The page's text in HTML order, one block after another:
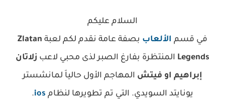
السلام عليكم
في قسم الألعاب بصفة عامة نقدم لكم لعبة Zlatan
Legends المنتظرة بفارغ الصبر لذى محبي لاعب زلاتان
إبراهيم او فيتش المهاجم الأول حالياَ لمانشستر
يونايتد السويدي. التي تم تطويرها لنظام ios
.